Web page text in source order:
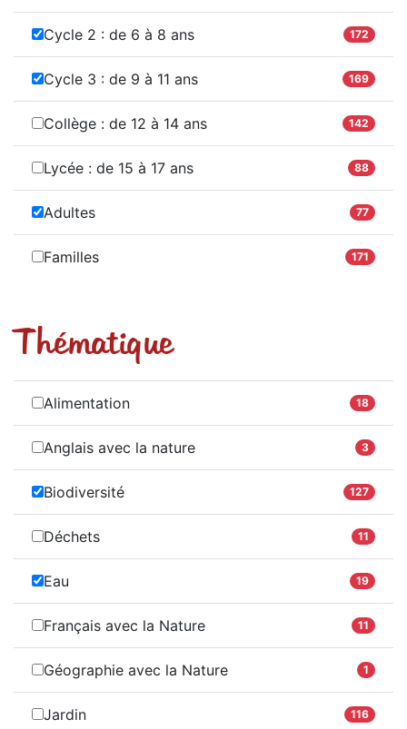
Cycle 2 : de 6 à 8 ans 172
Cycle 3 : de 9 à 11 ans 169
Collège : de 12 à 14 ans 142
Lycée : de 15 à 17 ans 88
Adultes 77
Familles 171
Thématique
Alimentation 18
Anglais avec la nature 3
Biodiversité 127
Déchets 11
Eau 19
Français avec la Nature 11
Géographie avec la Nature 1
Jardin 116